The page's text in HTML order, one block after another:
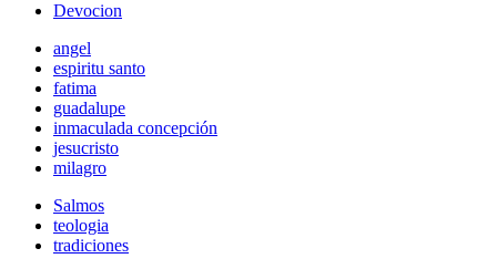
Devocion
angel
espiritu santo
fatima
guadalupe
inmaculada concepción
jesucristo
milagro
Salmos
teologia
tradiciones